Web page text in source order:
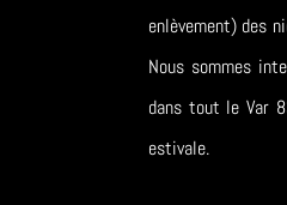
enlèvement) des
Nous sommes
dans tout le Var
estivale.